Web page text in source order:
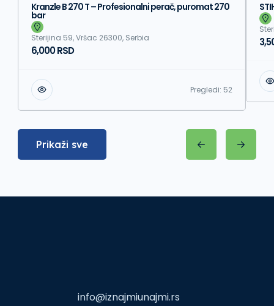
Kranzle B 270 T – Profesionalni perač, puromat 270
bar
Sterijina 59, Vršac 26300, Serbia
6,000 RSD
Pregledi: 52
Prikaži sve
info@iznajmiunajmi.rs